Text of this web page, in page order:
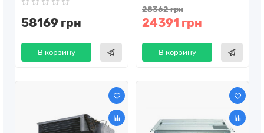
58169 грн
В корзину
28362 грн
24391 грн
В корзину